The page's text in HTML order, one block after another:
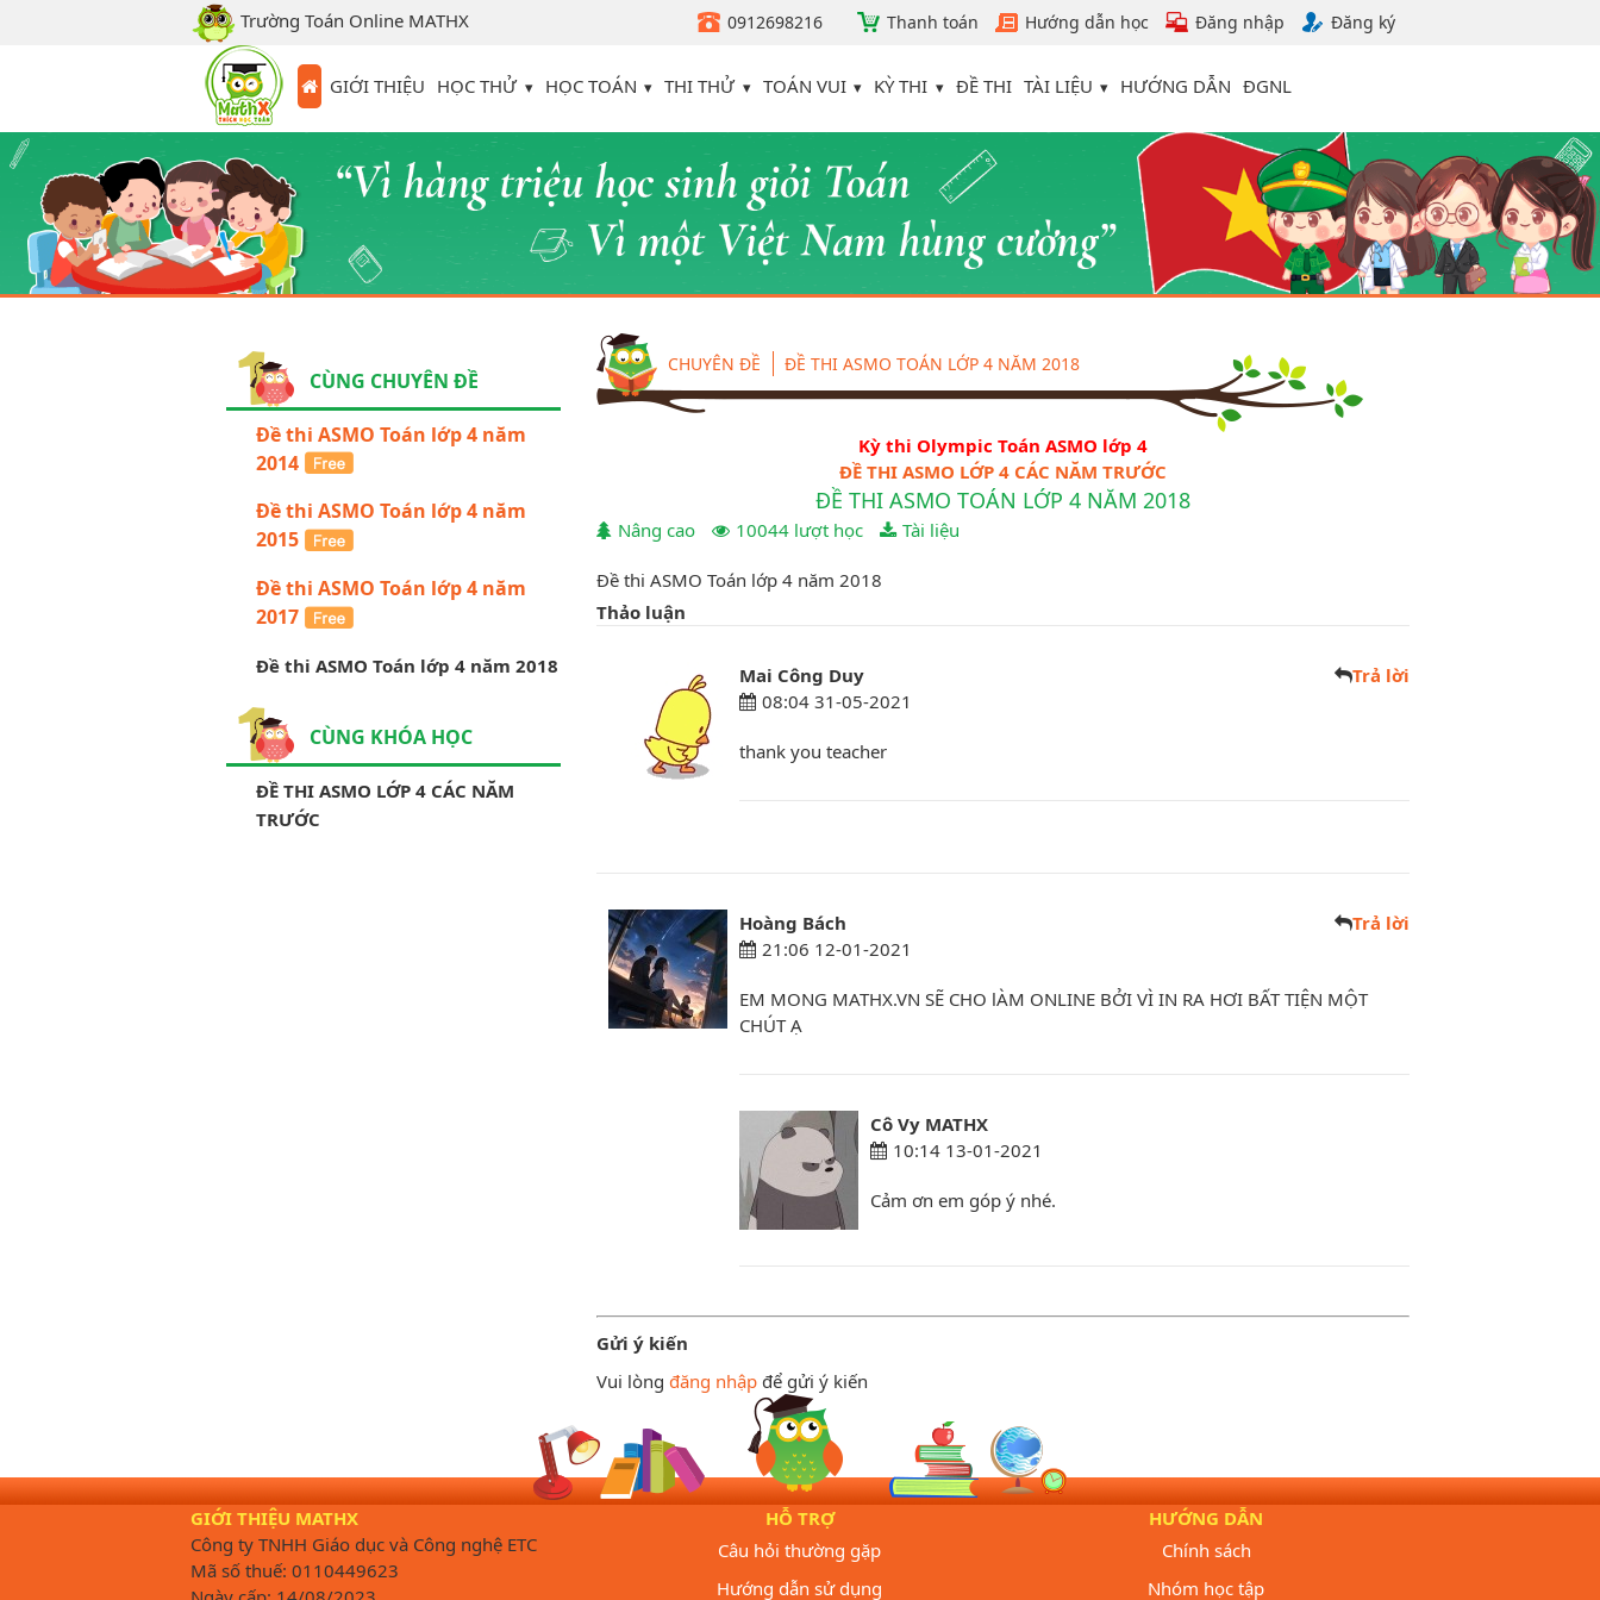
Trường Toán Online MATHX 0912698216 Thanh toán Hướng dẫn học Đăng nhập Đăng ký
GIỚI THIỆU HỌC THỬ HỌC TOÁN THI THỬ TOÁN VUI KỲ THI ĐỀ THI TÀI LIỆU HƯỚNG DẪN ĐGNL
CÙNG CHUYÊN ĐỀ
Đề thi ASMO Toán lớp 4 năm
2014
Đề thi ASMO Toán lớp 4 năm
2015
Đề thi ASMO Toán lớp 4 năm
2017
Đề thi ASMO Toán lớp 4 năm 2018
CÙNG KHÓA HỌC
ĐỀ THI ASMO LỚP 4 CÁC NĂM
TRƯỚC
CHUYÊN ĐỀ ĐỀ THI ASMO TOÁN LỚP 4 NĂM 2018
Kỳ thi Olympic Toán ASMO lớp 4
ĐỀ THI ASMO LỚP 4 CÁC NĂM TRƯỚC
ĐỀ THI ASMO TOÁN LỚP 4 NĂM 2018
Nâng cao 10044 lượt học Tài liệu
Đề thi ASMO Toán lớp 4 năm 2018
Thảo luận
Mai Công Duy
Trả lời
08:04 31-05-2021
thank you teacher
Hoàng Bách
Trả lời
21:06 12-01-2021
EM MONG MATHX.VN SẼ CHO lÀM ONLINE BỞI VÌ IN RA HƠI BẤT TIỆN MỘT
CHÚT Ạ
Cô Vy MATHX
10:14 13-01-2021
Cảm ơn em góp ý nhé.
Gửi ý kiến
Vui lòngđăng nhập để gửi ý kiến
GIỚI THIỆU MATHX
Công ty TNHH Giáo dục và Công nghệ ETC
Mã số thuế: 0110449623
HỖ TRỢ
Câu hỏi thường gặp
Hướng dẫn sử dụng
HƯỚNG DẪN
Chính sách
Nhóm học tập